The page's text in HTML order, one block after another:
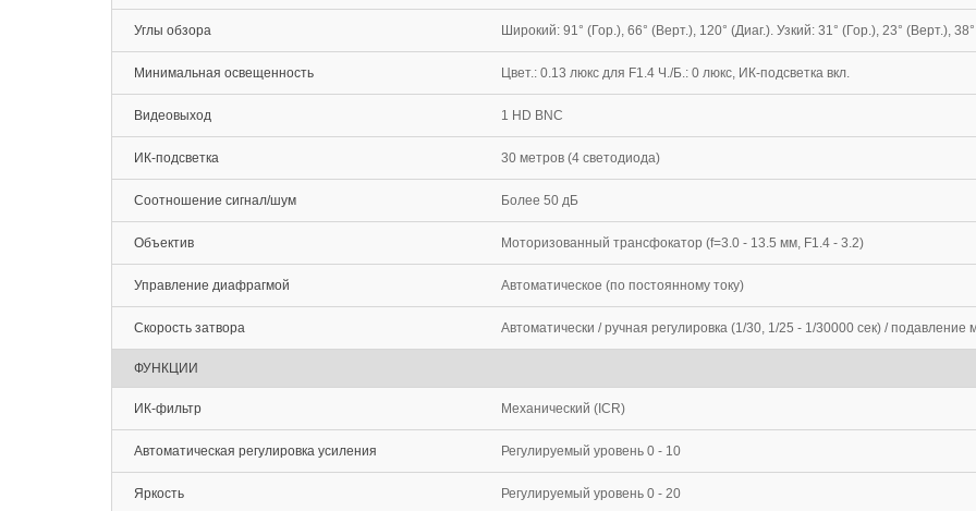
Углы обзора Широкий: 91° (Гор.), 66° (Верт.), 120° (Диаг.). Узкий: 31° (Гор.), 23° (Верт.),
Минимальная освещенность Цвет.: 0.13 люкс для F1.4 Ч./Б.: 0 люкс, ИК-подсветка вкл.
Видеовыход 1 HD BNC
ИК-подсветка 30 метров (4 светодиода)
Соотношение сигнал/шум Более 50 дБ
Объектив Моторизованный трансфокатор (f=3.0 - 13.5 мм, F1.4 - 3.2)
Управление диафрагмой Автоматическое (по постоянному току)
Скорость затвора Автоматически / ручная регулировка (1/30, 1/25 - 1/30000 сек) / подавление
ФУНКЦИИ
ИК-фильтр Механический (ICR)
Автоматическая регулировка усиления Регулируемый уровень 0 - 10
Яркость Регулируемый уровень 0 - 20